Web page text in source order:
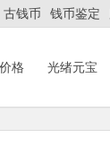
古钱币 钱币鉴定
格 光绪元宝